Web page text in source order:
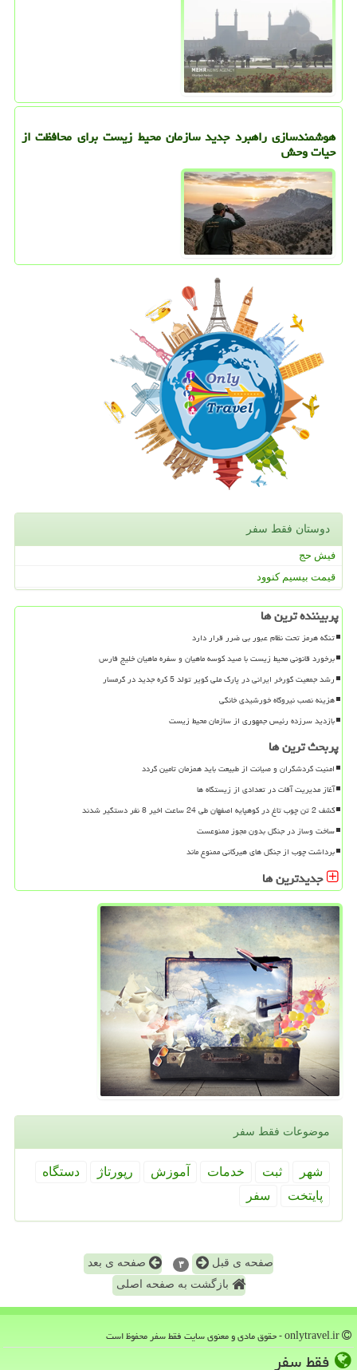
هوشمندسازی راهبرد جدید سازمان محیط زیست برای محافظت از
حیات وحش
دوستان فقط سفر
فیش حج
قیمت بیسیم کنوود
پربیننده ترین ها
تنگه هرمز تحت نظام عبور بی ضرر قرار دارد
برخورد قانونی محیط زیست با صید کوسه ماهیان و سفره ماهیان خلیج فارس
رشد جمعیت گورخر ایرانی در پارک ملی کویر تولد 5 کره جدید در گرمسار
هزینه نصب نیروگاه خورشیدی خانگی
بازدید سرزده رئیس جمهوری از سازمان محیط زیست
پربحث ترین ها
امنیت گردشگران و صیانت از طبیعت باید همزمان تامین گردد
آغاز مدیریت آفات در تعدادی از زیستگاه ها
کشف 2 تن چوب تاغ در کوهپایه اصفهان طی 24 ساعت اخیر 8 نفر دستگیر شدند
ساخت وساز در جنگل بدون مجوز ممنوعست
برداشت چوب از جنگل های هیرکانی ممنوع ماند
جدیدترین ها
موضوعات فقط سفر
شهر ثبت خدمات آموزش رپورتاژ
دستگاه
پایتخت
سفر
صفحه ی قبل ۳
صفحه ی بعد
بازگشت به صفحه اصلی
فقط سفر